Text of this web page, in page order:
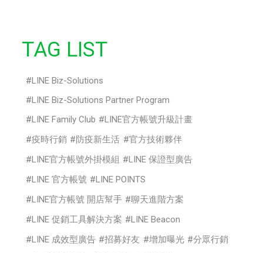
TAG LIST
LINE Biz-Solutions
LINE Biz-Solutions Partner Program
LINE Family Club
LINE官方帳號升級計畫
疫時行銷
防疫新生活
官方技術夥伴
LINE官方帳號外掛模組
LINE 保證型廣告
LINE 官方帳號
LINE POINTS
LINE官方帳號 開店幫手
聊天進階方案
LINE 促銷工具解決方案
LINE Beacon
LINE 成效型廣告
招募好友 增加曝光
分眾行銷